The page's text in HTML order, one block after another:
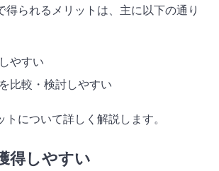
得られるメリットは、主に以下の通り
やすい
比較・検討しやすい
トについて詳しく解説します。
得しやすい